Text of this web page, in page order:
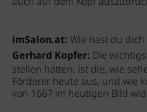
imSalon.at: Wie hast du
Gerhard Kopfer: Die
stellen hatten, ist die, wie
Förderer heute aus, und wie
von 1667 im heutigen Bild